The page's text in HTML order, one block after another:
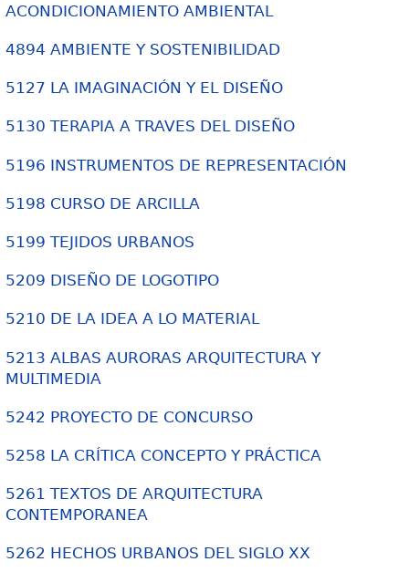
ACONDICIONAMIENTO AMBIENTAL
4894 AMBIENTE Y SOSTENIBILIDAD
5127 LA IMAGINACIÓN Y EL DISEÑO
5130 TERAPIA A TRAVES DEL DISEÑO
5196 INSTRUMENTOS DE REPRESENTACIÓN
5198 CURSO DE ARCILLA
5199 TEJIDOS URBANOS
5209 DISEÑO DE LOGOTIPO
5210 DE LA IDEA A LO MATERIAL
5213 ALBAS AURORAS ARQUITECTURA Y
MULTIMEDIA
5242 PROYECTO DE CONCURSO
5258 LA CRÍTICA CONCEPTO Y PRÁCTICA
5261 TEXTOS DE ARQUITECTURA
CONTEMPORANEA
5262 HECHOS URBANOS DEL SIGLO XX